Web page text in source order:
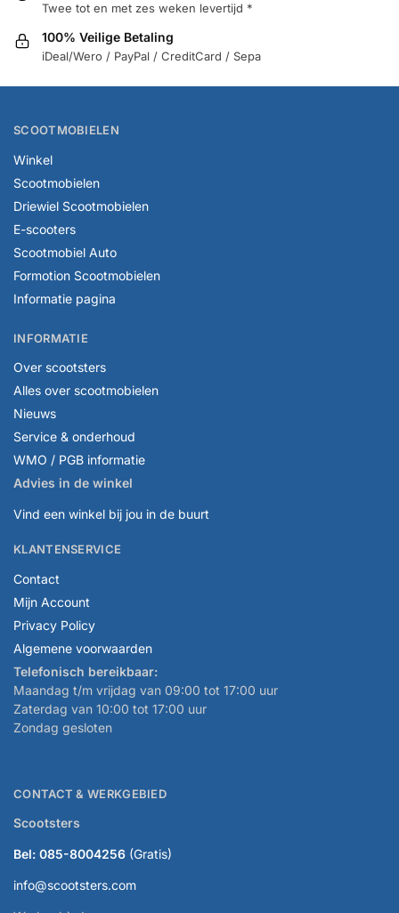
Twee tot en met zes weken levertijd *
100% Veilige Betaling
iDeal/Wero / PayPal / CreditCard / Sepa
SCOOTMOBIELEN
Winkel
Scootmobielen
Driewiel Scootmobielen
E-scooters
Scootmobiel Auto
Formotion Scootmobielen
Informatie pagina
INFORMATIE
Over scootsters
Alles over scootmobielen
Nieuws
Service & onderhoud
WMO / PGB informatie
Advies in de winkel
Vind een winkel bij jou in de buurt
KLANTENSERVICE
Contact
Mijn Account
Privacy Policy
Algemene voorwaarden
Telefonisch bereikbaar:
Maandag t/m vrijdag van 09:00 tot 17:00 uur
Zaterdag van 10:00 tot 17:00 uur
Zondag gesloten
CONTACT & WERKGEBIED
Scootsters
Bel: 085-8004256 (Gratis)
info@scootsters.com